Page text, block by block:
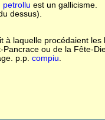
petrollu est un gallicisme.
dessus).
à laquelle procédaient les
ou de la Fête-
p.p. compiu.